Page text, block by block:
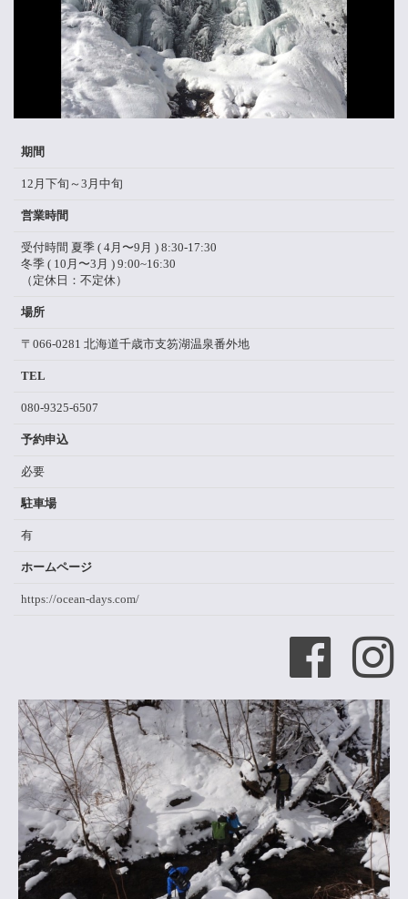
期間
12月下旬～3月中旬
営業時間
受付時間 夏季 ( 4月〜9月 ) 8:30-17:30
冬季 ( 10月〜3月 ) 9:00~16:30
（定休日：不定休）
場所
〒066-0281 北海道千歳市支笏湖温泉番外地
TEL
080-9325-6507
予約申込
必要
駐車場
有
ホームページ
https://ocean-days.com/